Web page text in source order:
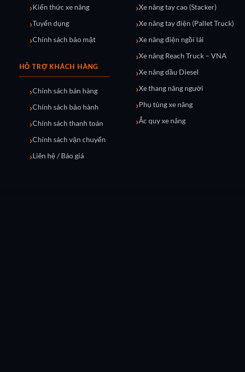
Kiến thức xe nâng
Tuyển dụng
Chính sách bảo mật
HỖ TRỢ KHÁCH HÀNG
Chính sách bán hàng
Chính sách bảo hành
Chính sách thanh toán
Chính sách vận chuyển
Liên hệ / Báo giá
Xe nâng tay cao (Stacker)
Xe nâng tay điện (Pallet Truck)
Xe nâng điện ngồi lái
Xe nâng Reach Truck – VNA
Xe nâng dầu Diesel
Xe thang nâng người
Phụ tùng xe nâng
Ắc quy xe nâng